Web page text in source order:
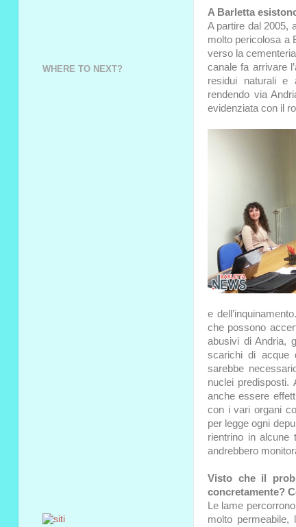
A Barletta
A partire dal 2005,
molto pericolosa a
verso la
canale fa arrivare
residui naturali e
rendendo via
evidenziata con il
e
che possono
abusivi di Andria,
scarichi di acque
sarebbe
nuclei predisposti.
anche essere
con i vari organi
per legge ogni
rientrino in alcune
andrebbero
Visto che il
concretamente?
Le lame
molto permeabile,
WHERE TO NEXT?